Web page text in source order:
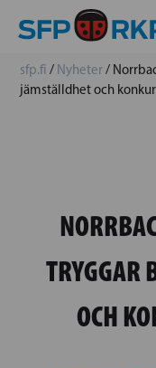
sfp.fi / Nyheter/
jämställdhet och
TRYGGAR
OCH